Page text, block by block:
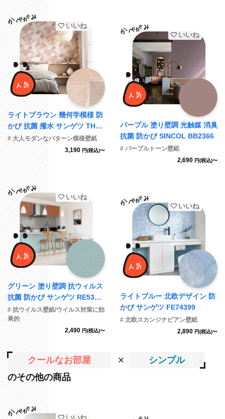
いいね
ライトブラウン 幾何学模様 防
かび 抗菌 撥水 サンゲツ TH34
911
# 大人モダンなパターン模様壁紙
3,190 円(税込)〜
いいね
パープル 塗り壁調 光触媒 消臭
抗菌 防かび SINCOL BB2366
# パープルトーン壁紙
2,690 円(税込)〜
いいね
グリーン 塗り壁調 抗ウィルス
抗菌 防かび サンゲツ RE5378
9
# 抗ウイルス壁紙/ウイルス対策に効
果的
2,490 円(税込)〜
いいね
ライトブルー 北欧デザイン 防
かび サンゲツ FE74399
# 北欧スカンジナビアン壁紙
2,890 円(税込)〜
クールなお部屋
シンプル
のその他の商品
いいね